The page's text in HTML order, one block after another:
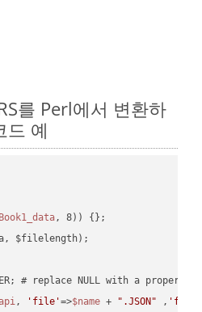
를 Perl에서 변환하
드 예
, 8)) {};
$filelength);
, 'file'=>$name + ".JSON" ,